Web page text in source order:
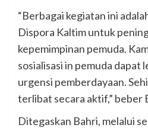
“Berbagai kegiatan ini
Dispora Kaltim untuk
kepemimpinan pemuda.
sosialisasi in pemuda dapat
urgensi pemberdayaan.
terlibat secara aktif,” beber
Ditegaskan Bahri, melalui